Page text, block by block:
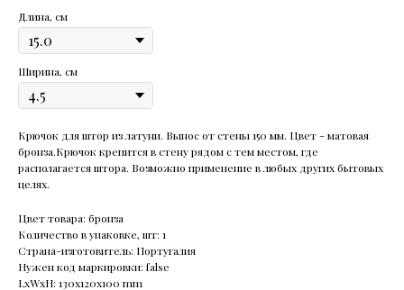
Длина, см
Ширина, см
Крючок для штор из латуни. Вынос от стены 150 мм. Цвет - матовая
бронза.Крючок крепится в стену рядом с тем местом, где
располагается штора. Возможно применение в любых других бытовых
целях.
Цвет товара: бронза
Количество в упаковке, шт: 1
Страна-изготовитель: Португалия
Нужен код маркировки: false
LxWxH: 130x120x100 mm